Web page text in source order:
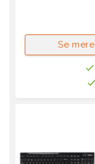
Se mere